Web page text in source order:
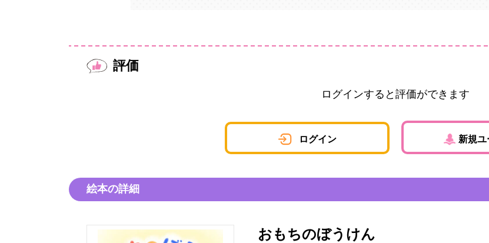
評価
ログインすると評価ができます
ログイン 新規ユ
絵本の詳細
おもちのぼうけん